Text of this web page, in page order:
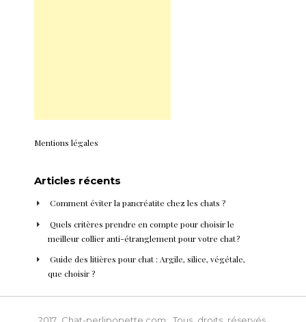
Mentions légales
Articles récents
Comment éviter la pancréatite chez les chats ?
Quels critères prendre en compte pour choisir le
meilleur collier anti-étranglement pour votre chat ?
Guide des litières pour chat : Argile, silice, végétale,
que choisir ?
2017 Chat-perlipopette.com. Tous droits réservés.